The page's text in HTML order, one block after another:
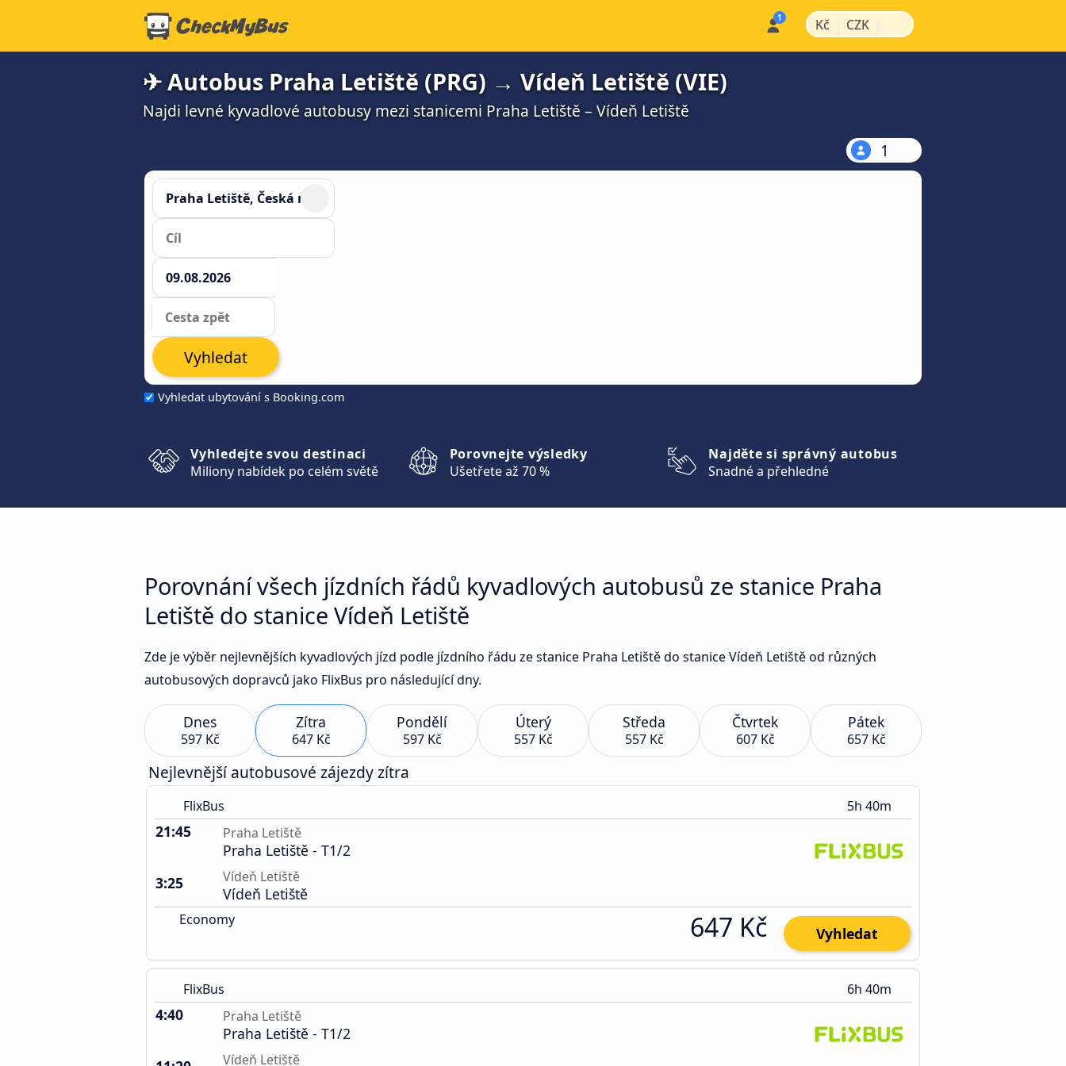
Kč | CZK |
✈ Autobus Praha Letiště (PRG) → Vídeň Letiště (VIE)
Najdi levné kyvadlové autobusy mezi stanicemi Praha Letiště – Vídeň Letiště
1
Vyhledat ubytování s Booking.com
Vyhledat
Vyhledejte svou destinaci
Miliony nabídek po celém světě
Porovnejte výsledky
Ušetřete až 70 %
Najděte si správný autobus
Snadné a přehledné
Porovnání všech jízdních řádů kyvadlových autobusů ze stanice Praha
Letiště do stanice Vídeň Letiště
Zde je výběr nejlevnějších kyvadlových jízd podle jízdního řádu ze stanice Praha Letiště do stanice Vídeň Letiště od různých
autobusových dopravců jako FlixBus pro následující dny.
Dnes
597 Kč
Zítra
647 Kč
Pondělí
597 Kč
Úterý
557 Kč
Středa
557 Kč
Čtvrtek
607 Kč
Pátek
657 Kč
Nejlevnější autobusové zájezdy zítra
FlixBus 5h 40m
21:45 Praha Letiště
Praha Letiště - T1/2
3:25
Vídeň Letiště
Vídeň Letiště
Economy 647 Kč Vyhledat
FlixBus 6h 40m
4:40 Praha Letiště
Praha Letiště - T1/2
Vídeň Letiště